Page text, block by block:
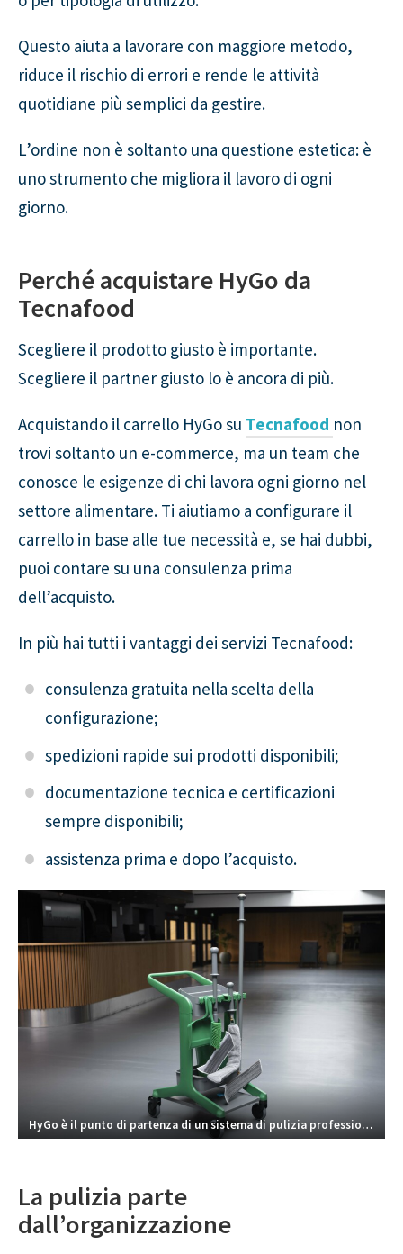
Questo aiuta a lavorare con maggiore metodo,
riduce il rischio di errori e rende le attività
quotidiane più semplici da gestire.
L’ordine non è soltanto una questione estetica: è
uno strumento che migliora il lavoro di ogni
giorno.
Perché acquistare HyGo da
Tecnafood
Scegliere il prodotto giusto è importante.
Scegliere il partner giusto lo è ancora di più.
Acquistando il carrello HyGo su Tecnafood non
trovi soltanto un e-commerce, ma un team che
conosce le esigenze di chi lavora ogni giorno nel
settore alimentare. Ti aiutiamo a configurare il
carrello in base alle tue necessità e, se hai dubbi,
puoi contare su una consulenza prima
dell’acquisto.
In più hai tutti i vantaggi dei servizi Tecnafood:
consulenza gratuita nella scelta della
configurazione;
spedizioni rapide sui prodotti disponibili;
documentazione tecnica e certificazioni
sempre disponibili;
assistenza prima e dopo l’acquisto.
HyGo è il punto di partenza di un sistema di pulizia professionale organizzato ed efficiente.
La pulizia parte
dall’organizzazione